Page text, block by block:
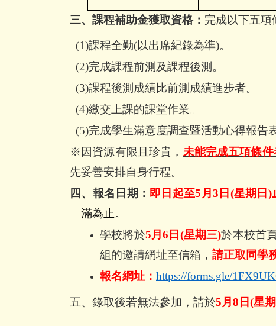
三、課程補助金獲取資格： 完成以下五項
(1)課程全勤(以出席紀錄為準)。
(2)完成課程前測及課程後測。
(3)課程後測成績比前測成績進步者。
(4)繳交上課的課堂作業。
(5)完成學生滿意度調查暨活動心得報告表
※因資源有限且珍貴， 未能完成五項條
先妥善安排自身行程。
四、報名日期： 即日起至5 月 3 日 (星期 日)
滿為止。
學校將於5月6 日 (星期三)於本校首
組的邀請網址至信箱， 請正取同學
報名網址： https://forms.gle/
五、錄取後若無法參加，請於5月8 日(星期